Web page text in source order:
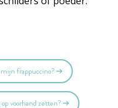
frappuccino?
voorhand zetten?